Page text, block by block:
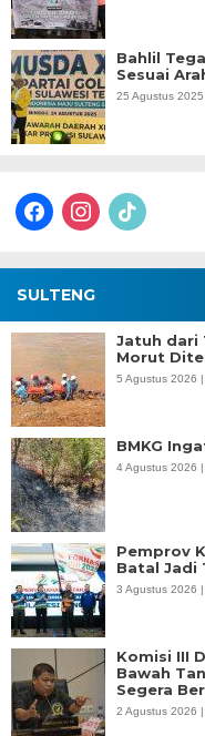
Bahlil
Sesuai
25 Agustus
facebookinstagram
tiktok
SULTENG
Jatuh dari
Morut
5 Agustus 2026
BMKG
4 Agustus 2026
Pemprov
Batal Jadi
3 Agustus 2026
Komisi III
Bawah
Segera
2 Agustus 2026